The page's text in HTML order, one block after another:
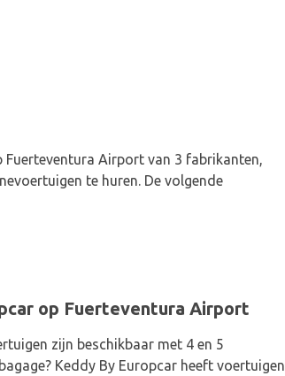
Fuerteventura Airport van 3 fabrikanten,
te huren. De volgende
op Fuerteventura Airport
zijn beschikbaar met 4 en 5
Keddy By Europcar heeft voertuigen